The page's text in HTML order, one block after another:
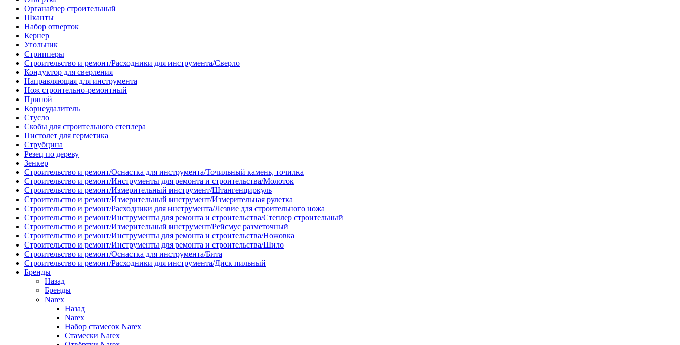
Органайзер строительный
Шканты
Набор отверток
Кернер
Угольник
Стрипперы
Строительство и ремонт/Расходники для инструмента/Сверло
Кондуктор для сверления
Направляющая для инструмента
Нож строительно-ремонтный
Припой
Корнеудалитель
Стусло
Скобы для строительного степлера
Пистолет для герметика
Струбцина
Резец по дереву
Зенкер
Строительство и ремонт/Оснастка для инструмента/Точильный камень, точилка
Строительство и ремонт/Инструменты для ремонта и строительства/Молоток
Строительство и ремонт/Измерительный инструмент/Штангенциркуль
Строительство и ремонт/Измерительный инструмент/Измерительная рулетка
Строительство и ремонт/Расходники для инструмента/Лезвие для строительного ножа
Строительство и ремонт/Инструменты для ремонта и строительства/Степлер строительный
Строительство и ремонт/Измерительный инструмент/Рейсмус разметочный
Строительство и ремонт/Инструменты для ремонта и строительства/Ножовка
Строительство и ремонт/Инструменты для ремонта и строительства/Шило
Строительство и ремонт/Оснастка для инструмента/Бита
Строительство и ремонт/Расходники для инструмента/Диск пильный
Бренды
Назад
Бренды
Narex
Назад
Narex
Набор стамесок Narex
Стамески Narex